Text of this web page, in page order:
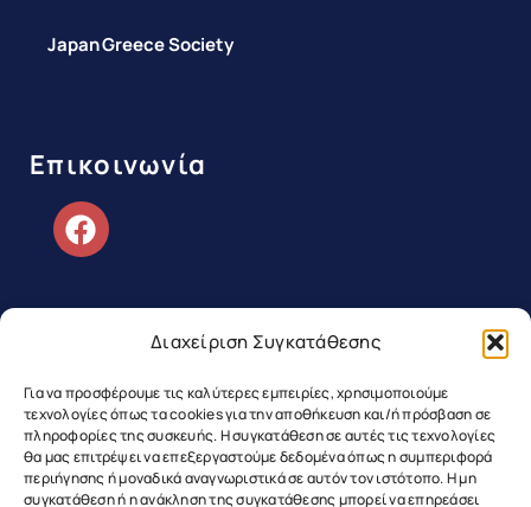
Διαχείριση Συγκατάθεσης
Για να προσφέρουμε τις καλύτερες εμπειρίες, χρησιμοποιούμε
τεχνολογίες όπως τα cookies για την αποθήκευση και/ή πρόσβαση σε
πληροφορίες της συσκευής. Η συγκατάθεση σε αυτές τις τεχνολογίες
θα μας επιτρέψει να επεξεργαστούμε δεδομένα όπως η συμπεριφορά
περιήγησης ή μοναδικά αναγνωριστικά σε αυτόν τον ιστότοπο. Η μη
συγκατάθεση ή η ανάκληση της συγκατάθεσης μπορεί να επηρεάσει
Japan Greece Society
Επικοινωνία
Copyright ©2026 Greek Japanese
Association | All Rights Reserved
Web Design & Development by RedMatter